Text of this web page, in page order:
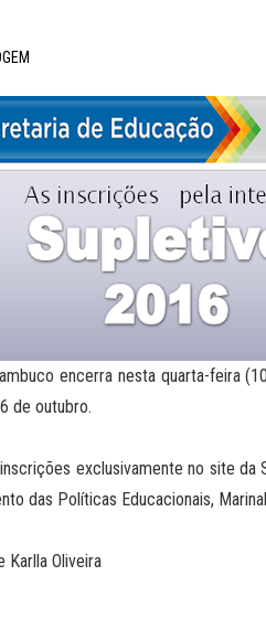
encerra nesta quarta-feira
de outubro.
exclusivamente no site da
das Políticas Educacionais,
Karlla Oliveira